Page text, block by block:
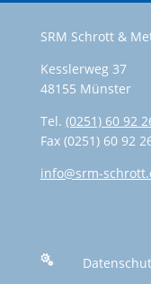
SRM Schrott &
Kesslerweg 37
48155 Münster
Tel. (0251) 60 92
Fax (0251) 60 92
info@srm-
